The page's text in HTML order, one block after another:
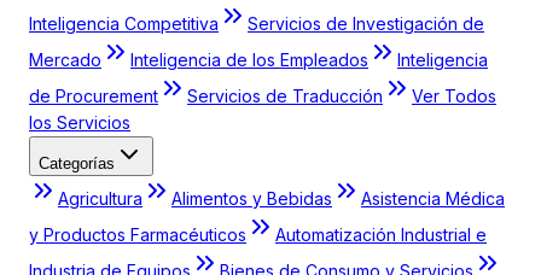
Inteligencia Competitiva
Servicios de Investigación de
Mercado
Inteligencia de los Empleados
Inteligencia
de Procurement
Servicios de Traducción
Ver Todos
los Servicios
Categorías
Agricultura Alimentos y Bebidas
Asistencia Médica
y Productos Farmacéuticos
Automatización Industrial e
Industria de Equipos
Bienes de Consumo y Servicios